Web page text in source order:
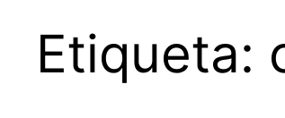
Etiqueta: